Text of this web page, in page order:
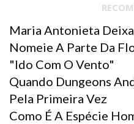
Maria Antonieta
Nomeie A Parte Da
"ido Com O Vento"
Quando Dungeons
Pela Primeira Vez
Como É A Espécie